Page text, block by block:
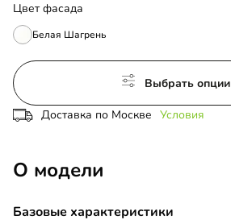
Цвет фасада
Белая Шагрень
Выбрать опции
Доставка по Москве Условия
О модели
Базовые характеристики